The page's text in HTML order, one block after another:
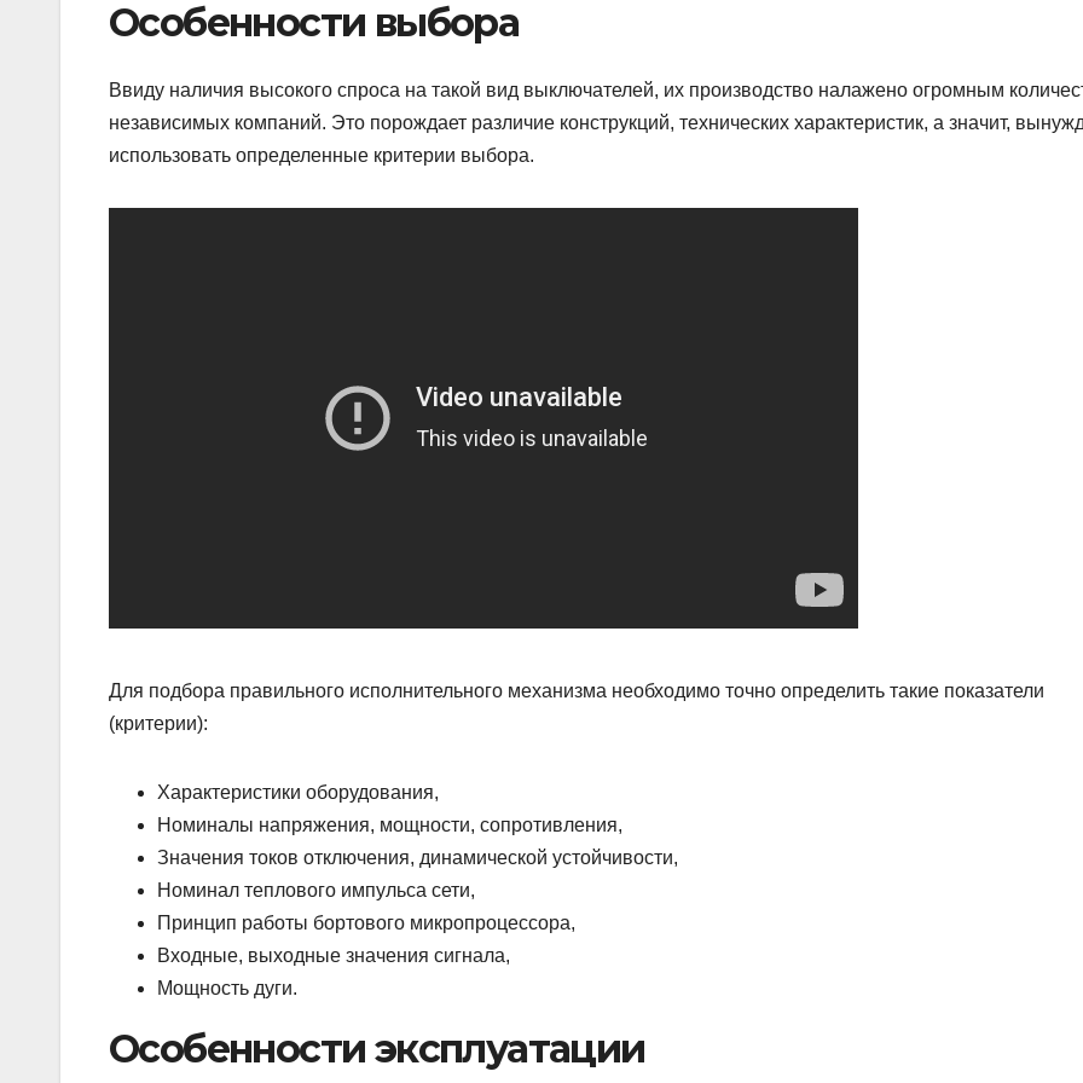
Особенности выбора
Ввиду наличия высокого спроса на такой вид выключателей, их производство налажено огромным
независимых компаний. Это порождает различие конструкций, технических характеристик, а значит,
использовать определенные критерии выбора.
Для подбора правильного исполнительного механизма необходимо точно определить такие показатели
(критерии):
Характеристики оборудования,
Номиналы напряжения, мощности, сопротивления,
Значения токов отключения, динамической устойчивости,
Номинал теплового импульса сети,
Принцип работы бортового микропроцессора,
Входные, выходные значения сигнала,
Мощность дуги.
Особенности эксплуатации